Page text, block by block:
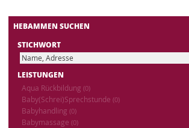
HEBAMMEN SUCHEN
STICHWORT
LEISTUNGEN
Aqua Rückbildung (0)
Baby(Schrei)Sprechstunde (0)
Babyhandling (0)
Babymassage (0)